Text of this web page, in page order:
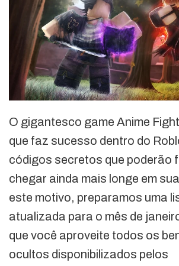
O gigantesco game Anime
que faz sucesso dentro do
códigos secretos que poderão
chegar ainda mais longe em
este motivo, preparamos uma
atualizada para o mês de
que você aproveite todos os
ocultos disponibilizados pelos